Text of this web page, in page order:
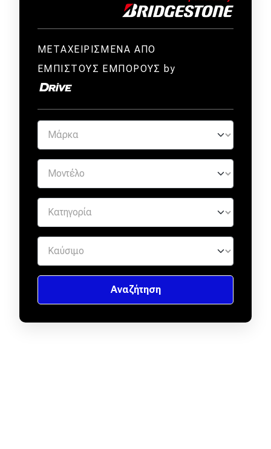
ΜΕΤΑΧΕΙΡΙΣΜΕΝΑ ΑΠΟ
ΕΜΠΙΣΤΟΥΣ ΕΜΠΟΡΟΥΣ by